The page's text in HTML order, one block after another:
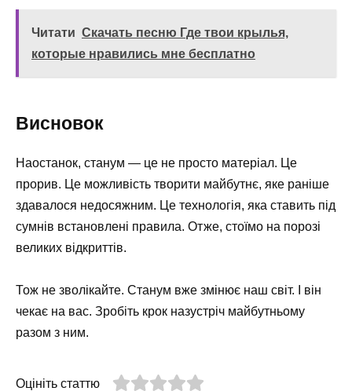
Читати Скачать песню Где твои крылья,
которые нравились мне бесплатно
Висновок
Наостанок, станум — це не просто матеріал. Це
прорив. Це можливість творити майбутнє, яке раніше
здавалося недосяжним. Це технологія, яка ставить під
сумнів встановлені правила. Отже, стоїмо на порозі
великих відкриттів.
Тож не зволікайте. Станум вже змінює наш світ. І він
чекає на вас. Зробіть крок назустріч майбутньому
разом з ним.
Оцініть статтю